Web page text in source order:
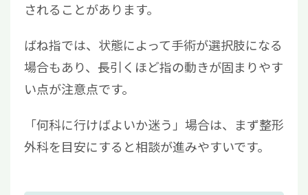
されることがあります。
ばね指では、状態によって手術が選択肢になる
場合もあり、長引くほど指の動きが固まりやす
い点が注意点です。
「何科に行けばよいか迷う」場合は、まず整形
外科を目安にすると相談が進みやすいです。